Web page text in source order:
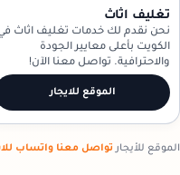
تغليف اثاث
نحن نقدم لك خدمات تغليف اثاث
الكويت بأعلى معايير الجودة
والاحترافية. تواصل معنا الآن!
الموقع للايجار
الموقع للأيجار تواصل معنا واتساب